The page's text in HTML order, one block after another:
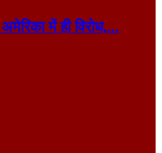
में ही विरोध,...